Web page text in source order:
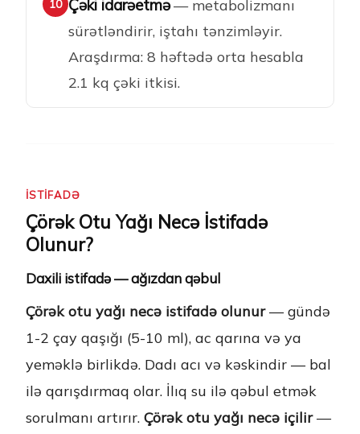
10 Çəki idarəetmə— metabolizmanı
sürətləndirir, iştahı tənzimləyir.
Araşdırma: 8 həftədə orta hesabla
2.1 kq çəki itkisi.
İSTIFADƏ
Çörək Otu Yağı Necə İstifadə
Olunur?
Daxili istifadə — ağızdan qəbul
Çörək otu yağı necə istifadə olunur— gündə
1-2 çay qaşığı (5-10 ml), ac qarına və ya
yeməklə birlikdə. Dadı acı və kəskindir — bal
ilə qarışdırmaq olar. İlıq su ilə qəbul etmək
sorulmanı artırır. Çörək otu yağı necə içilir—